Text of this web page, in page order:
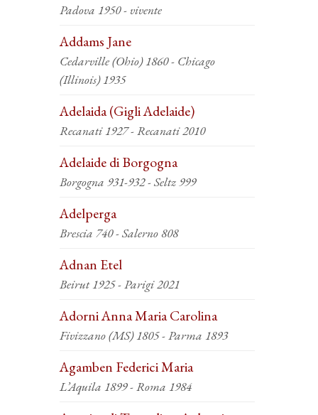
Padova 1950 - vivente
Addams Jane
Cedarville (Ohio) 1860 - Chicago
(Illinois) 1935
Adelaida (Gigli Adelaide)
Recanati 1927 - Recanati 2010
Adelaide di Borgogna
Borgogna 931-932 - Seltz 999
Adelperga
Brescia 740 - Salerno 808
Adnan Etel
Beirut 1925 - Parigi 2021
Adorni Anna Maria Carolina
Fivizzano (MS) 1805 - Parma 1893
Agamben Federici Maria
L’Aquila 1899 - Roma 1984